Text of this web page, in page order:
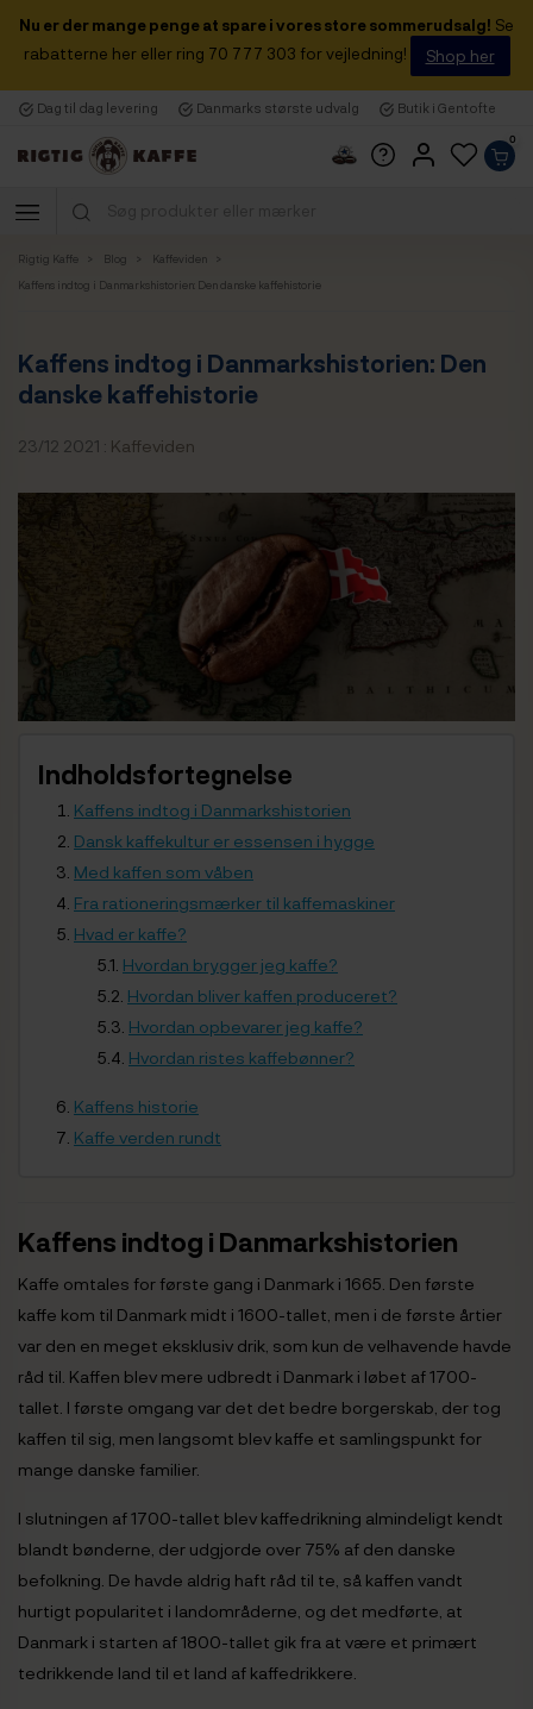
Nu er der mange penge at spare i vores store sommerudsalg! Se
rabatterne her eller ring 70 777 303 for vejledning!
Shop her
Dag til dag levering Danmarks største udvalg Butik i Gentofte
0
Rigtig Kaffe Blog
Kaffeviden
Kaffens indtog i Danmarkshistorien: Den danske kaffehistorie
Kaffens indtog i Danmarkshistorien: Den
danske kaffehistorie
23/12 2021 : Kaffeviden
Indholdsfortegnelse
Kaffens indtog i Danmarkshistorien
Dansk kaffekultur er essensen i hygge
Med kaffen som våben
Fra rationeringsmærker til kaffemaskiner
Hvad er kaffe?
Hvordan brygger jeg kaffe?
Hvordan bliver kaffen produceret?
Hvordan opbevarer jeg kaffe?
Hvordan ristes kaffebønner?
Kaffens historie
Kaffe verden rundt
Kaffens indtog i Danmarkshistorien
Kaffe omtales for første gang i Danmark i 1665. Den første
kaffe kom til Danmark midt i 1600-tallet, men i de første årtier
var den en meget eksklusiv drik, som kun de velhavende havde
råd til. Kaffen blev mere udbredt i Danmark i løbet af 1700-
tallet. I første omgang var det det bedre borgerskab, der tog
kaffen til sig, men langsomt blev kaffe et samlingspunkt for
mange danske familier.
I slutningen af 1700-tallet blev kaffedrikning almindeligt kendt
blandt bønderne, der udgjorde over 75% af den danske
befolkning. De havde aldrig haft råd til te, så kaffen vandt
hurtigt popularitet i landområderne, og det medførte, at
Danmark i starten af 1800-tallet gik fra at være et primært
tedrikkende land til et land af kaffedrikkere.